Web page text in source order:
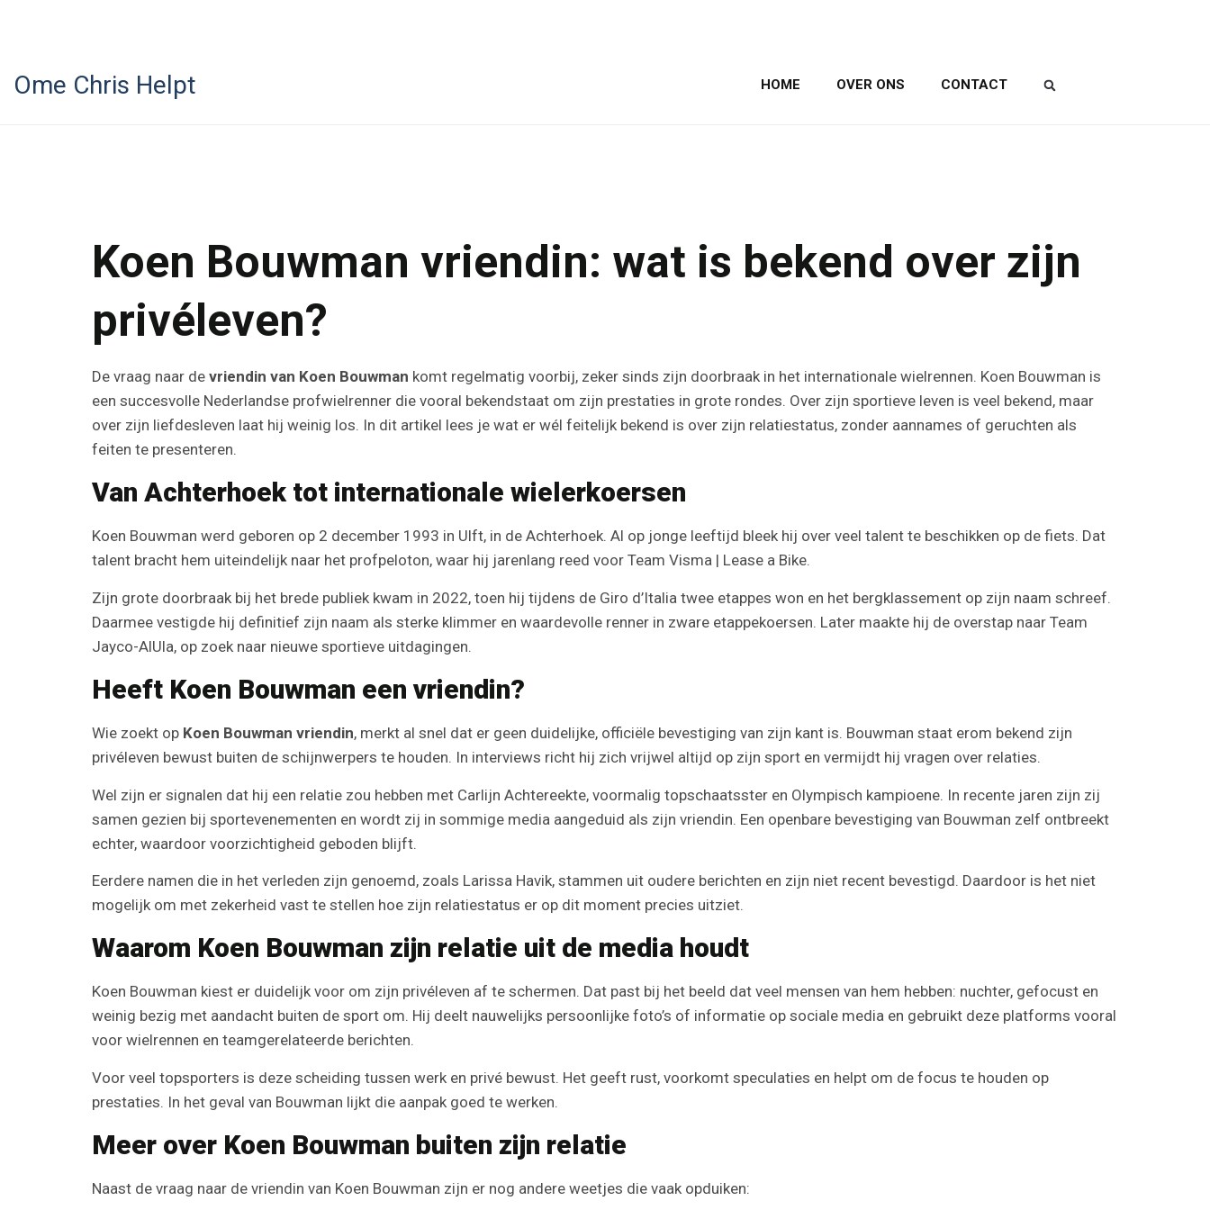
Ome Chris Helpt HOME OVER ONS CONTACT
Koen Bouwman vriendin: wat is bekend over zijn
privéleven?
De vraag naar de vriendin van Koen Bouwman komt regelmatig voorbij, zeker sinds zijn doorbraak in het internationale wielrennen. Koen Bouwman is
een succesvolle Nederlandse profwielrenner die vooral bekendstaat om zijn prestaties in grote rondes. Over zijn sportieve leven is veel bekend, maar
over zijn liefdesleven laat hij weinig los. In dit artikel lees je wat er wél feitelijk bekend is over zijn relatiestatus, zonder aannames of geruchten als
feiten te presenteren.
Van Achterhoek tot internationale wielerkoersen
Koen Bouwman werd geboren op 2 december 1993 in Ulft, in de Achterhoek. Al op jonge leeftijd bleek hij over veel talent te beschikken op de fiets. Dat
talent bracht hem uiteindelijk naar het profpeloton, waar hij jarenlang reed voor Team Visma | Lease a Bike.
Zijn grote doorbraak bij het brede publiek kwam in 2022, toen hij tijdens de Giro d’Italia twee etappes won en het bergklassement op zijn naam schreef.
Daarmee vestigde hij definitief zijn naam als sterke klimmer en waardevolle renner in zware etappekoersen. Later maakte hij de overstap naar Team
Jayco-AlUla, op zoek naar nieuwe sportieve uitdagingen.
Heeft Koen Bouwman een vriendin?
Wie zoekt op Koen Bouwman vriendin, merkt al snel dat er geen duidelijke, officiële bevestiging van zijn kant is. Bouwman staat erom bekend zijn
privéleven bewust buiten de schijnwerpers te houden. In interviews richt hij zich vrijwel altijd op zijn sport en vermijdt hij vragen over relaties.
Wel zijn er signalen dat hij een relatie zou hebben met Carlijn Achtereekte, voormalig topschaatsster en Olympisch kampioene. In recente jaren zijn zij
samen gezien bij sportevenementen en wordt zij in sommige media aangeduid als zijn vriendin. Een openbare bevestiging van Bouwman zelf ontbreekt
echter, waardoor voorzichtigheid geboden blijft.
Eerdere namen die in het verleden zijn genoemd, zoals Larissa Havik, stammen uit oudere berichten en zijn niet recent bevestigd. Daardoor is het niet
mogelijk om met zekerheid vast te stellen hoe zijn relatiestatus er op dit moment precies uitziet.
Waarom Koen Bouwman zijn relatie uit de media houdt
Koen Bouwman kiest er duidelijk voor om zijn privéleven af te schermen. Dat past bij het beeld dat veel mensen van hem hebben: nuchter, gefocust en
weinig bezig met aandacht buiten de sport om. Hij deelt nauwelijks persoonlijke foto’s of informatie op sociale media en gebruikt deze platforms vooral
voor wielrennen en teamgerelateerde berichten.
Voor veel topsporters is deze scheiding tussen werk en privé bewust. Het geeft rust, voorkomt speculaties en helpt om de focus te houden op
prestaties. In het geval van Bouwman lijkt die aanpak goed te werken.
Meer over Koen Bouwman buiten zijn relatie
Naast de vraag naar de vriendin van Koen Bouwman zijn er nog andere weetjes die vaak opduiken: